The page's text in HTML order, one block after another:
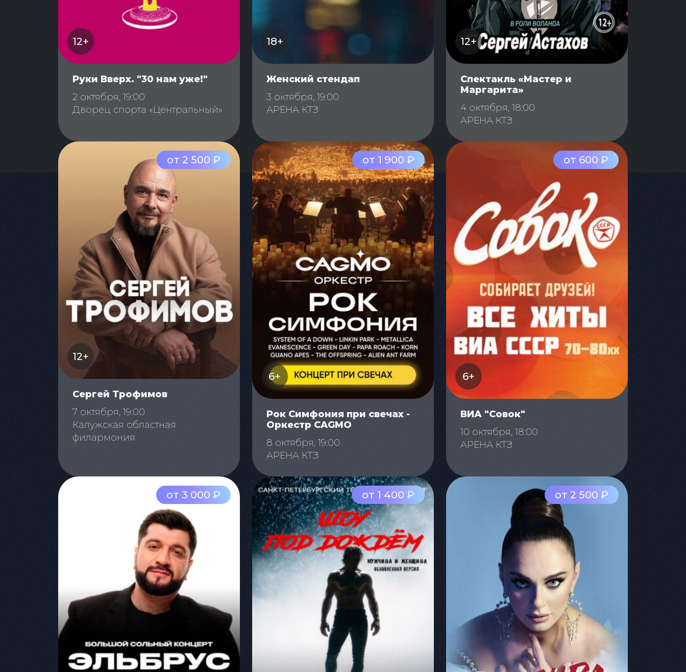
12+
Руки Вверх. "30 нам уже!"
2 октября, 19:00
Дворец спорта «Центральный»
18+
Женский стендап
3 октября, 19:00
АРЕНА КТЗ
12+
Спектакль «Мастер и
Маргарита»
4 октября, 18:00
АРЕНА КТЗ
от 2 500 ₽
12+
Сергей Трофимов
7 октября, 19:00
Калужская областная
филармония
от 1 900 ₽
6+
Рок Симфония при свечах -
Оркестр CAGMO
8 октября, 19:00
АРЕНА КТЗ
от 600 ₽
6+
ВИА "Совок"
10 октября, 18:00
АРЕНА КТЗ
от 3 000 ₽ от 1 400 ₽ от 2 500 ₽